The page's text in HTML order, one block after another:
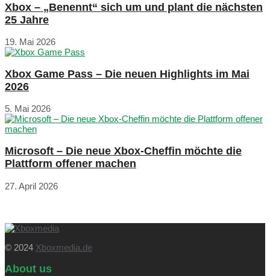
Xbox – „Benennt“ sich um und plant die nächsten
25 Jahre
19. Mai 2026
Xbox Game Pass – Die neuen Highlights im Mai
2026
5. Mai 2026
Microsoft – Die neue Xbox-Cheffin möchte die
Plattform offener machen
27. April 2026
© 2024 Xboxmedia.de
About us